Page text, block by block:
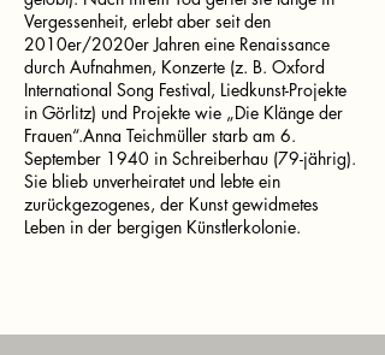
Vergessenheit, erlebt aber seit den
2010er/2020er Jahren eine Renaissance
durch Aufnahmen, Konzerte (z. B. Oxford
International Song Festival, Liedkunst-Projekte
in Görlitz) und Projekte wie „Die Klänge der
Frauen“.Anna Teichmüller starb am 6.
September 1940 in Schreiberhau (79-jährig).
Sie blieb unverheiratet und lebte ein
zurückgezogenes, der Kunst gewidmetes
Leben in der bergigen Künstlerkolonie.